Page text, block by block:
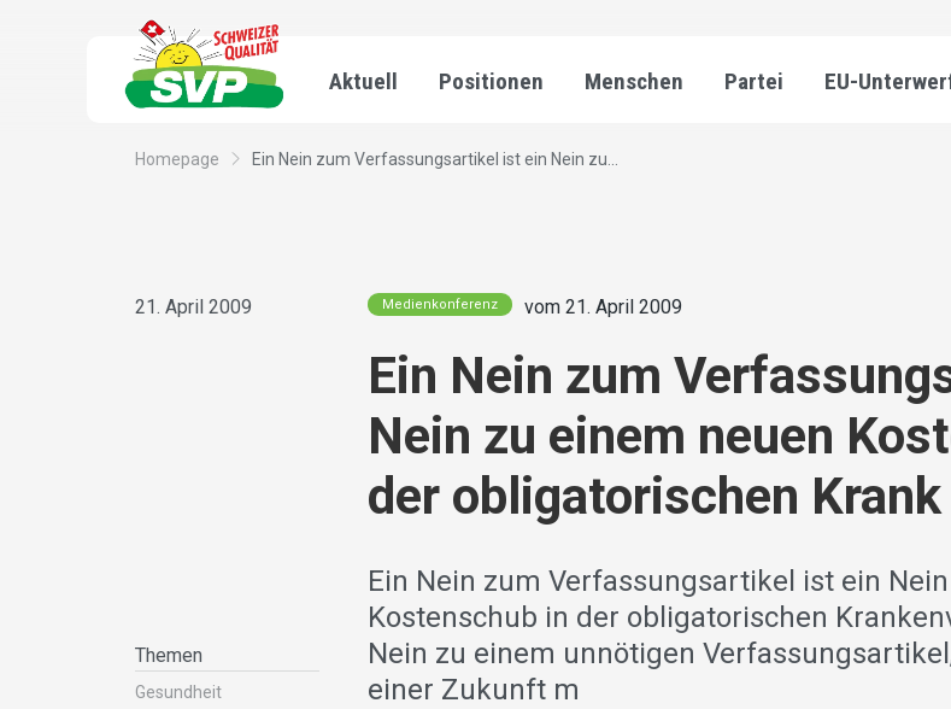
Aktuell Positionen Menschen Partei EU-
Homepage Ein Nein zum Verfassungsartikel ist ein Nein zu...
21. April 2009
Themen
Gesundheit
Medienkonferenz vom 21. April 2009
Ein Nein zum
Nein zu einem neuen
der obligatorischen Krank
Ein Nein zum Verfassungsartikel ist ein
Kostenschub in der obligatorischen
Nein zu einem unnötigen
einer Zukunft m